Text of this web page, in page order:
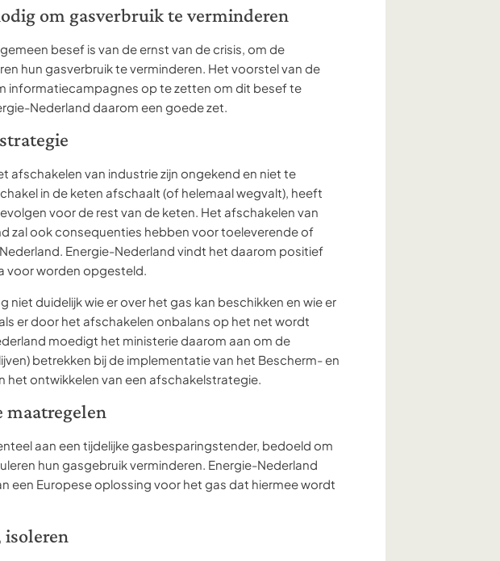
om gasverbruik te verminderen
besef is van de ernst van de crisis, om de
hun gasverbruik te verminderen. Het voorstel van de
informatiecampagnes op te zetten om dit besef te
Nederland daarom een goede zet.
afschakelen van industrie zijn ongekend en niet te
in de keten afschaalt (of helemaal wegvalt), heeft
voor de rest van de keten. Het afschakelen van
zal ook consequenties hebben voor toeleverende of
Energie-Nederland vindt het daarom positief
voor worden opgesteld.
niet duidelijk wie er over het gas kan beschikken en wie er
er door het afschakelen onbalans op het net wordt
moedigt het ministerie daarom aan om de
betrekken bij de implementatie van het Bescherm- en
het ontwikkelen van een afschakelstrategie.
maatregelen
aan een tijdelijke gasbesparingstender, bedoeld om
hun gasgebruik verminderen. Energie-Nederland
een Europese oplossing voor het gas dat hiermee wordt
isoleren